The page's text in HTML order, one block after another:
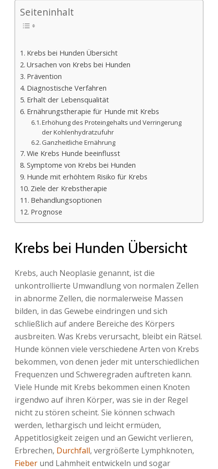
Seiteninhalt
Krebs bei Hunden Übersicht
Ursachen von Krebs bei Hunden
Prävention
Diagnostische Verfahren
Erhalt der Lebensqualität
Ernährungstherapie für Hunde mit Krebs
Erhöhung des Proteingehalts und Verringerung
der Kohlenhydratzufuhr
Ganzheitliche Ernährung
Wie Krebs Hunde beeinflusst
Symptome von Krebs bei Hunden
Hunde mit erhöhtem Risiko für Krebs
Ziele der Krebstherapie
Behandlungsoptionen
Prognose
Krebs bei Hunden Übersicht
Krebs, auch Neoplasie genannt, ist die
unkontrollierte Umwandlung von normalen Zellen
in abnorme Zellen, die normalerweise Massen
bilden, in das Gewebe eindringen und sich
schließlich auf andere Bereiche des Körpers
ausbreiten. Was Krebs verursacht, bleibt ein Rätsel.
Hunde können viele verschiedene Arten von Krebs
bekommen, von denen jeder mit unterschiedlichen
Frequenzen und Schweregraden auftreten kann.
Viele Hunde mit Krebs bekommen einen Knoten
irgendwo auf ihren Körper, was sie in der Regel
nicht zu stören scheint. Sie können schwach
werden, lethargisch und leicht ermüden,
Appetitlosigkeit zeigen und an Gewicht verlieren,
Erbrechen, Durchfall, vergrößerte Lymphknoten,
Fieber und Lahmheit entwickeln und sogar